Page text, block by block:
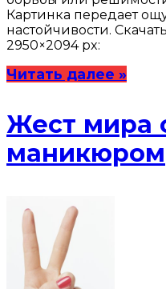
Картинка передает
настойчивости.
2950×2094 px:
Читать далее »
Жест мира
маникюром